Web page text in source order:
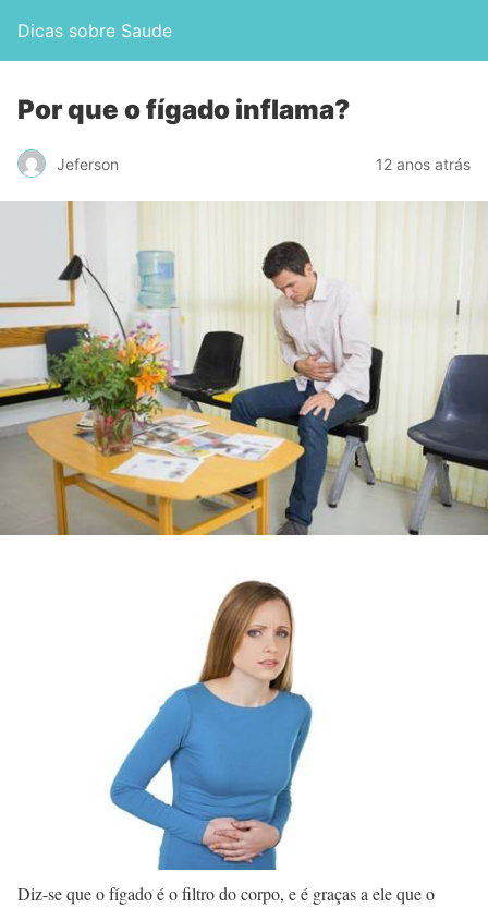
Dicas sobre Saude
Por que o fígado inflama?
Jeferson 12 anos atrás
Diz-se que o fígado é o filtro do corpo, e é graças a ele que o